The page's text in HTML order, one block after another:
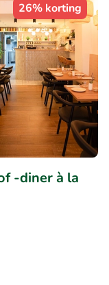
26% korting
-diner à la